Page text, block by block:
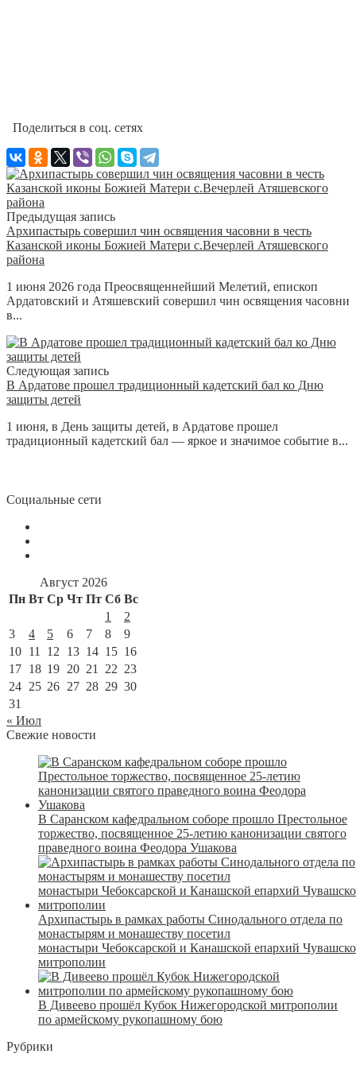
Поделиться в соц. сетях
Предыдущая запись
Архипастырь совершил чин освящения часовни в честь
Казанской иконы Божией Матери с.Вечерлей Атяшевского
района
1 июня 2026 года Преосвященнейший Мелетий, епископ
Ардатовский и Атяшевский совершил чин освящения часовни
в...
Следующая запись
В Ардатове прошел традиционный кадетский бал ко Дню
защиты детей
1 июня, в День защиты детей, в Ардатове прошел
традиционный кадетский бал — яркое и значимое событие в...
Социальные сети
Август 2026
Пн Вт Ср Чт Пт Сб Вс
1
2
3
4 5 6 7 8
9
10 11 12 13 14 15 16
17 18 19 20 21 22 23
24 25 26 27 28 29 30
31
« Июл
Свежие новости
В Саранском кафедральном соборе прошло Престольное
торжество, посвященное 25-летию канонизации святого
праведного воина Феодора Ушакова
Архипастырь в рамках работы Синодального отдела по
монастырям и монашеству посетил
монастыри Чебоксарской и Канашской епархий
митрополии
В Дивеево прошёл Кубок Нижегородской митрополии
по армейскому рукопашному бою
Рубрики